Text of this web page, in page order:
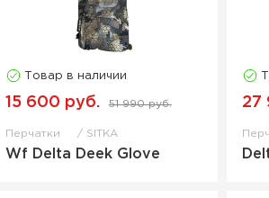
Товар в наличии
15 600 руб. 51 990 руб.
Перчатки SITKA
Wf Delta Deek Glove
27